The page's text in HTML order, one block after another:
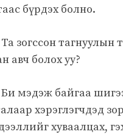
бүрдэх болно.
зогссон тагнуулын
авч болох уу?
мэдэж байгаа
хэрэглэгчдэд
хуваалцах,